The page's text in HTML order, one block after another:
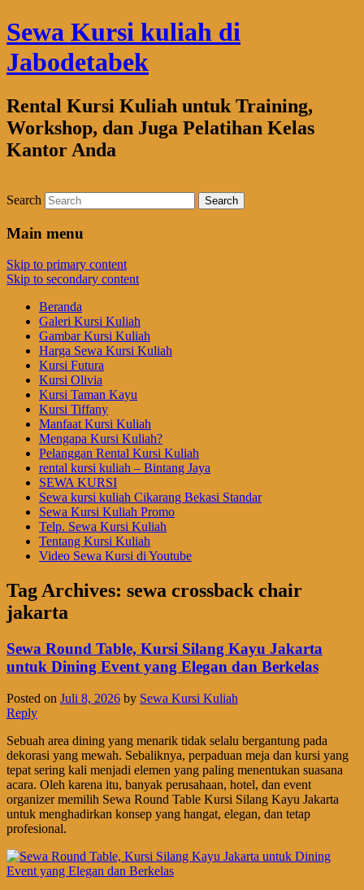
Sewa Kursi kuliah di
Jabodetabek
Rental Kursi Kuliah untuk Training,
Workshop, dan Juga Pelatihan Kelas
Kantor Anda
Search
Main menu
Skip to primary content
Skip to secondary content
Beranda
Galeri Kursi Kuliah
Gambar Kursi Kuliah
Harga Sewa Kursi Kuliah
Kursi Futura
Kursi Olivia
Kursi Taman Kayu
Kursi Tiffany
Manfaat Kursi Kuliah
Mengapa Kursi Kuliah?
Pelanggan Rental Kursi Kuliah
rental kursi kuliah – Bintang Jaya
SEWA KURSI
Sewa kursi kuliah Cikarang Bekasi Standar
Sewa Kursi Kuliah Promo
Telp. Sewa Kursi Kuliah
Tentang Kursi Kuliah
Video Sewa Kursi di Youtube
Tag Archives: sewa crossback chair
jakarta
Sewa Round Table, Kursi Silang Kayu Jakarta
untuk Dining Event yang Elegan dan Berkelas
Posted on Juli 8, 2026 by Sewa Kursi Kuliah
Reply
Sebuah area dining yang menarik tidak selalu bergantung pada
dekorasi yang mewah. Sebaliknya, perpaduan meja dan kursi yang
tepat sering kali menjadi elemen yang paling menentukan suasana
acara. Oleh karena itu, banyak perusahaan, hotel, dan event
organizer memilih Sewa Round Table Kursi Silang Kayu Jakarta
untuk menghadirkan konsep yang hangat, elegan, dan tetap
profesional.